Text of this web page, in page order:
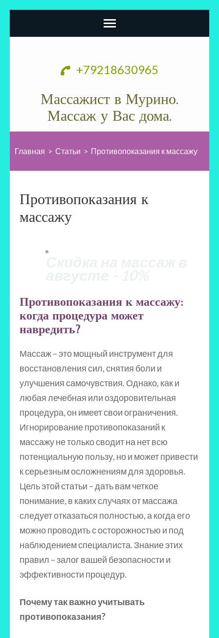
содержимому
+79218630965
Массажист в Мурино.
Массаж у Вас дома.
Главная > Статьи > Противопоказания к массажу
Противопоказания к
массажу
Противопоказания к массажу:
когда процедура может
навредить?
Массаж – это мощный инструмент для
восстановления сил, снятия боли и
улучшения самочувствия. Однако, как и
любая лечебная или оздоровительная
процедура, он имеет свои ограничения.
Игнорирование противопоказаний к
массажу не только сводит на нет всю
потенциальную пользу, но и может привести
к серьезным осложнениям для здоровья.
Цель этой статьи – дать вам четкое
понимание, в каких случаях от массажа
следует отказаться полностью, а когда его
можно проводить с осторожностью и под
наблюдением специалиста. Знание этих
правил – залог вашей безопасности и
эффективности процедур.
Почему так важно учитывать
противопоказания?